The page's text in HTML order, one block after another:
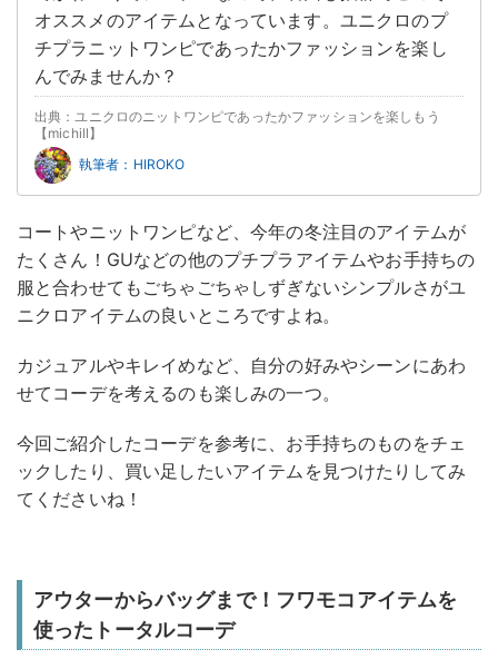
オススメのアイテムとなっています。ユニクロのプ
チプラニットワンピであったかファッションを楽し
んでみませんか？
出典：ユニクロのニットワンピであったかファッションを楽しもう
【michill】
執筆者：HIROKO
コートやニットワンピなど、今年の冬注目のアイテムが
たくさん！GUなどの他のプチプラアイテムやお手持ちの
服と合わせてもごちゃごちゃしずぎないシンプルさがユ
ニクロアイテムの良いところですよね。
カジュアルやキレイめなど、自分の好みやシーンにあわ
せてコーデを考えるのも楽しみの一つ。
今回ご紹介したコーデを参考に、お手持ちのものをチェ
ックしたり、買い足したいアイテムを見つけたりしてみ
てくださいね！
アウターからバッグまで！フワモコアイテムを
使ったトータルコーデ